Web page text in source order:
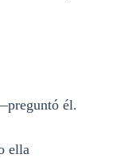
él.
ella